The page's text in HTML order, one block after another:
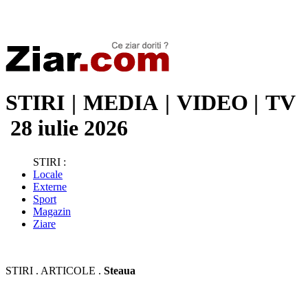
STIRI | MEDIA | VIDEO | TV
28 iulie 2026
STIRI :
Locale
Externe
Sport
Magazin
Ziare
STIRI . ARTICOLE . Steaua